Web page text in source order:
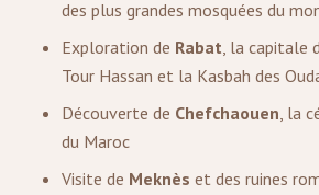
des plus grandes mosquées du
Exploration de Rabat, la capitale
Tour Hassan et la Kasbah des
Découverte de Chefchaouen, la
du Maroc
Visite de Meknès et des ruines